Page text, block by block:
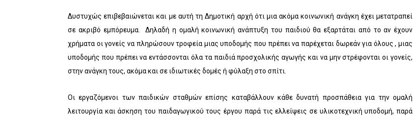
Δυστυχώς επιβεβαιώνεται και με αυτή τη Δημοτική αρχή ότι μια ακόμα κοινωνική ανάγκη έχει μετατραπεί
σε ακριβό εμπόρευμα. Δηλαδή η ομαλή κοινωνική ανάπτυξη του παιδιού θα εξαρτάται από το αν έχουν
χρήματα οι γονείς να πληρώσουν τροφεία μιας υποδομής που πρέπει να παρέχεται δωρεάν για όλους , μιας
υποδομής που πρέπει να εντάσσονται όλα τα παιδιά προσχολικής αγωγής και να μην στρέφονται οι γονείς,
στην ανάγκη τους, ακόμα και σε ιδιωτικές δομές ή φύλαξη στο σπίτι.
Οι εργαζόμενοι των παιδικών σταθμών επίσης καταβάλλουν κάθε δυνατή προσπάθεια για την ομαλή
λειτουργία και άσκηση του παιδαγωγικού τους έργου παρά τις ελλείψεις σε υλικοτεχνική υποδομή, παρά